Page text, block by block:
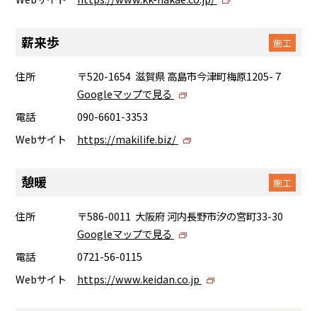
薪来歩 施工
住所
〒520-1654 滋賀県 高島市今津町梅原1205-７
Googleマップで見る
電話
090-6601-3353
Webサイト
https://makilife.biz/
憩暖 施工
住所
〒586-0011 大阪府 河内長野市汐の宮町33-30
Googleマップで見る
電話
0721-56-0115
Webサイト
https://www.keidan.co.jp